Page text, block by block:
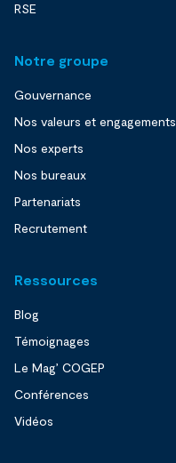
RSE
Notre groupe
Gouvernance
Nos valeurs et engagements
Nos experts
Nos bureaux
Partenariats
Recrutement
Ressources
Blog
Témoignages
Le Mag’ COGEP
Conférences
Vidéos